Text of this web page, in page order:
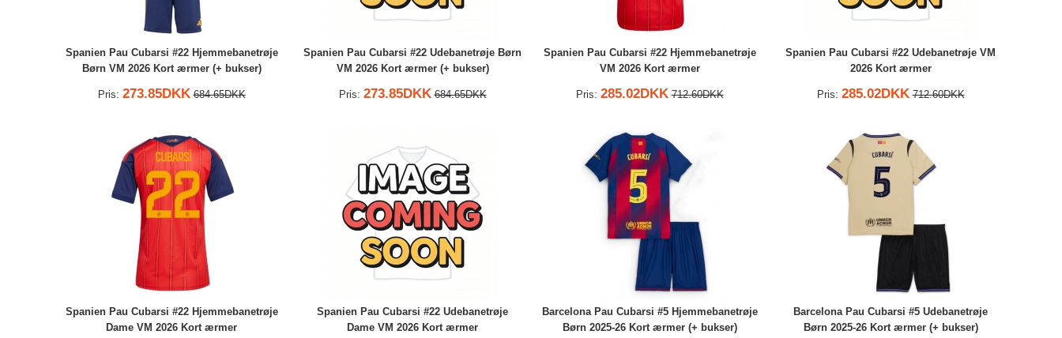
Spanien Pau Cubarsi #22 Hjemmebanetrøje
Børn VM 2026 Kort ærmer (+ bukser)
Pris: 273.85DKK 684.65DKK
Spanien Pau Cubarsi #22 Udebanetrøje Børn
VM 2026 Kort ærmer (+ bukser)
Pris: 273.85DKK 684.65DKK
Spanien Pau Cubarsi #22 Hjemmebanetrøje
VM 2026 Kort ærmer
Pris: 285.02DKK 712.60DKK
Spanien Pau Cubarsi #22 Udebanetrøje VM
2026 Kort ærmer
Pris: 285.02DKK 712.60DKK
Spanien Pau Cubarsi #22 Hjemmebanetrøje
Dame VM 2026 Kort ærmer
Spanien Pau Cubarsi #22 Udebanetrøje
Dame VM 2026 Kort ærmer
Barcelona Pau Cubarsi #5 Hjemmebanetrøje
Børn 2025-26 Kort ærmer (+ bukser)
Barcelona Pau Cubarsi #5 Udebanetrøje
Børn 2025-26 Kort ærmer (+ bukser)